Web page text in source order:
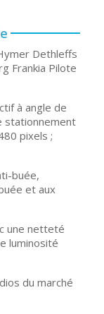
Dethleffs
Frankia Pilote
à angle de
stationnement
pixels ;
buée,
et aux
une netteté
luminosité
du marché